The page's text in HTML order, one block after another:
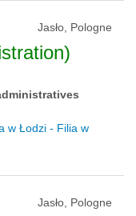
Jasło, Pologne
w Łodzi - Filia w
Jasło, Pologne